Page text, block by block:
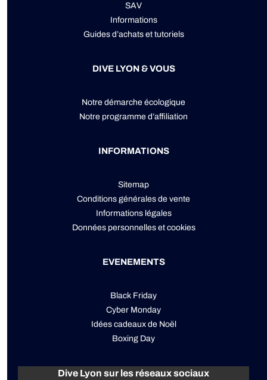
SAV
Informations
Guides d’achats et tutoriels
DIVE LYON & VOUS
Notre démarche écologique
Notre programme d’affiliation
INFORMATIONS
Sitemap
Conditions générales de vente
Informations légales
Données personnelleset cookies
EVENEMENTS
Black Friday
Cyber Monday
Idées cadeaux de Noël
Boxing Day
Dive Lyon sur les réseaux sociaux